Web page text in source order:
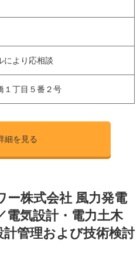
により応相談
１丁目５番２号
細を見る
ー株式会社 風力発電
電気設計・電力土木
管理および技術検討